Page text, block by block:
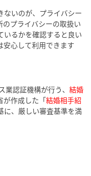
ないのが、プライバシー
プライバシーの取扱い
いるかを確認すると良い
安心して利用できます
認証機構が行う、 結婚
が作成した「結婚相手紹
に、厳しい審査基準を満